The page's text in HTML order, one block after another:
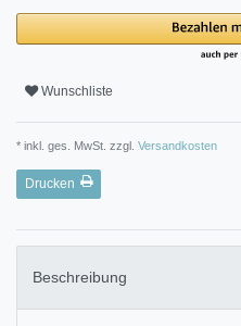
Wunschliste
* inkl. ges. MwSt. zzgl. Versandkosten
Drucken
Beschreibung